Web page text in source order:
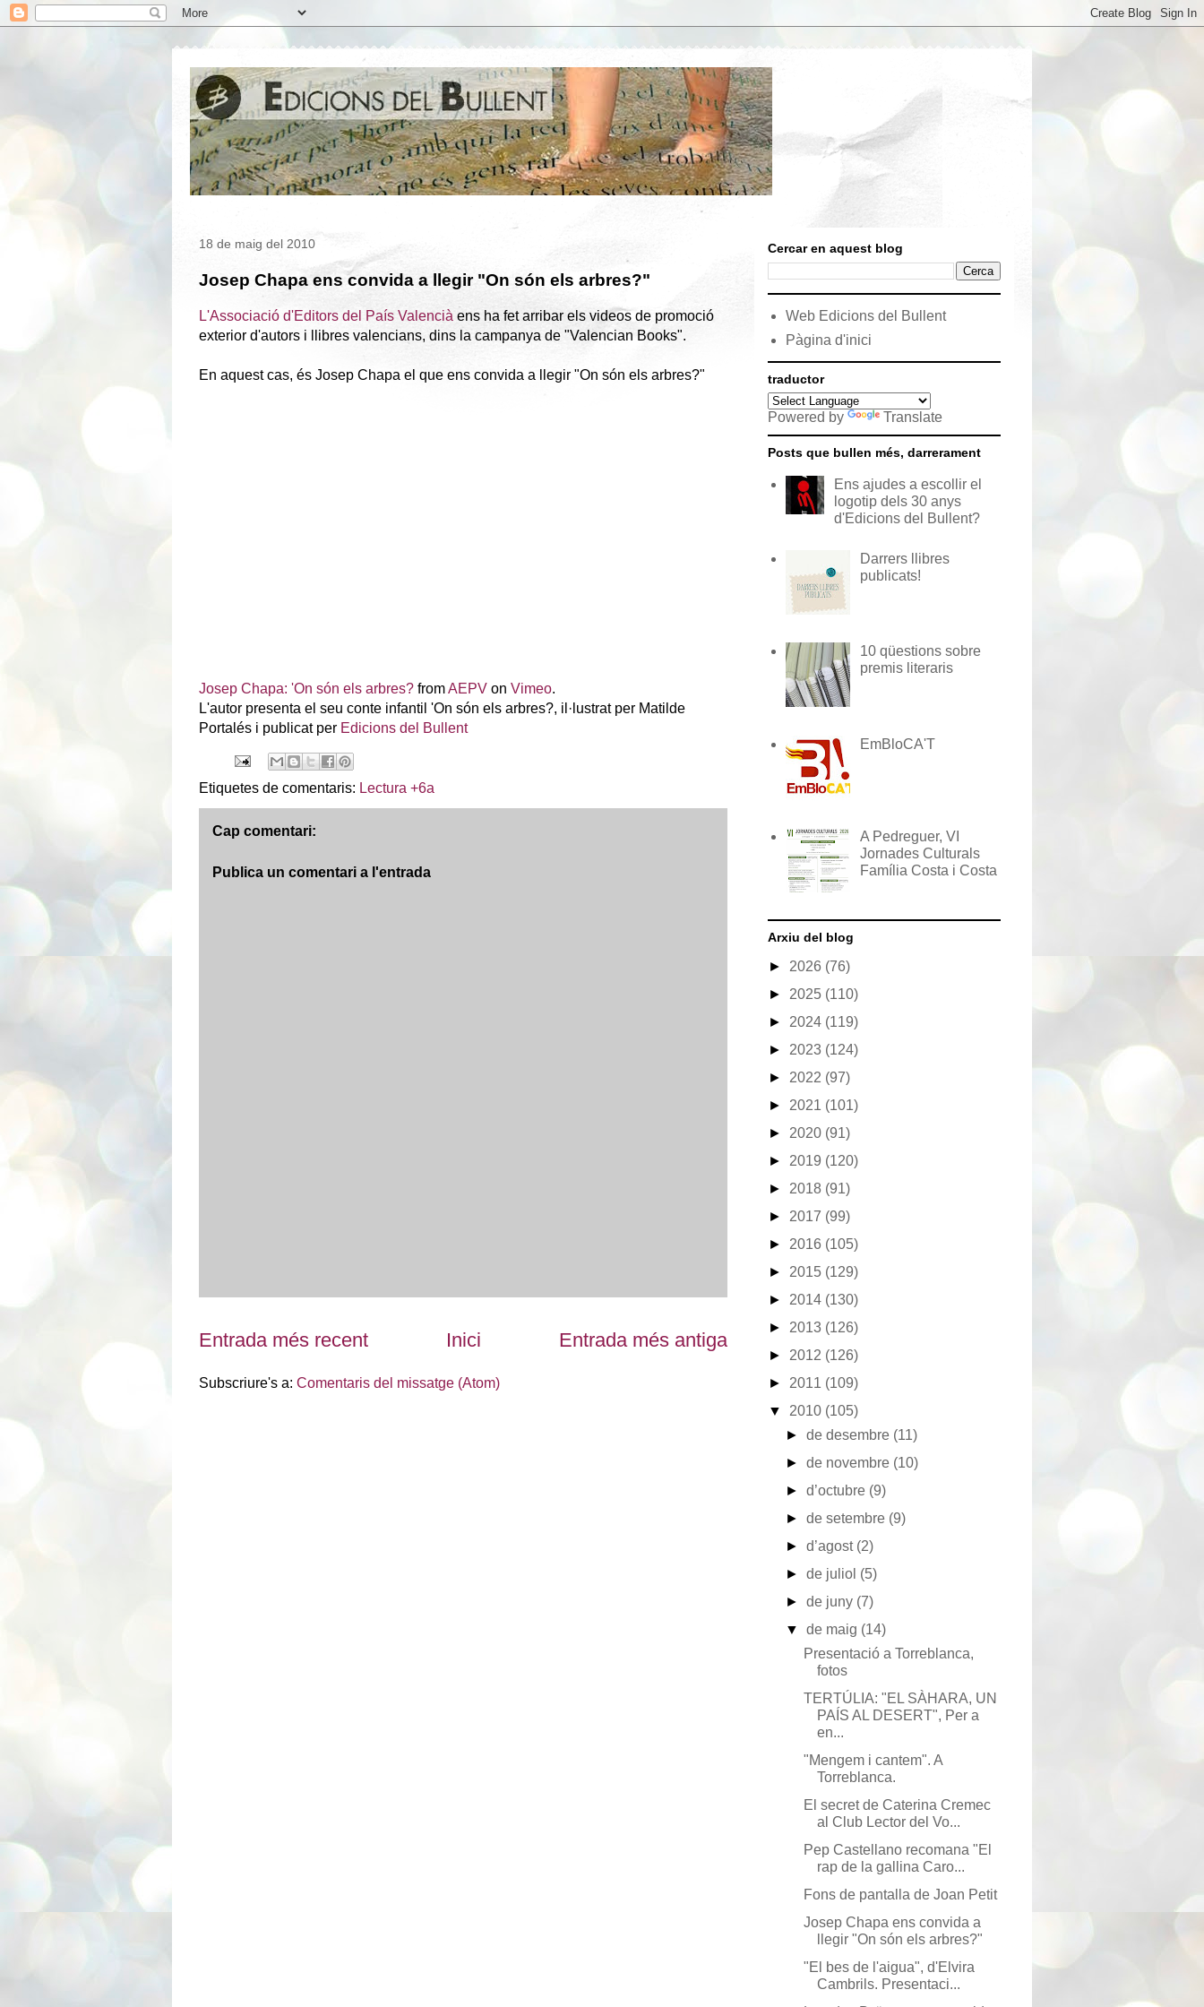
18 de maig del 2010
Josep Chapa ens convida a llegir "On són els arbres?"
L'Associació d'Editors del País Valencià ens ha fet arribar els videos de promoció
exterior d'autors i llibres valencians, dins la campanya de "Valencian Books".
En aquest cas, és Josep Chapa el que ens convida a llegir "On són els arbres?"
Josep Chapa: 'On són els arbres? fromAEPV on Vimeo.
L'autor presenta el seu conte infantil 'On són els arbres?, il·lustrat per Matilde
Portalés i publicat per Edicions del Bullent
Etiquetes de comentaris: Lectura +6a
Cap comentari:
Publica un comentari a l'entrada
Entrada més recent Entrada més antiga
Inici
Subscriure's a: Comentaris del missatge (Atom)
Cercar en aquest blog
Web Edicions del Bullent
Pàgina d'inici
traductor
Powered by Translate
Posts que bullen més, darrerament
Ens ajudes a escollir el
logotip dels 30 anys
d'Edicions del Bullent?
Darrers llibres
publicats!
10 qüestions sobre
premis literaris
EmBloCA'T
A Pedreguer, VI
Jornades Culturals
Família Costa i Costa
Arxiu del blog
► 2026 (76)
► 2025 (110)
► 2024 (119)
► 2023 (124)
► 2022 (97)
► 2021 (101)
► 2020 (91)
► 2019 (120)
► 2018 (91)
► 2017 (99)
► 2016 (105)
► 2015 (129)
► 2014 (130)
► 2013 (126)
► 2012 (126)
► 2011 (109)
▼ 2010 (105)
►de desembre (11)
►de novembre (10)
►d’octubre (9)
►de setembre (9)
►d’agost (2)
►de juliol (5)
►de juny (7)
▼de maig (14)
Presentació a Torreblanca,
fotos
TERTÚLIA: "EL SÀHARA, UN
PAÍS AL DESERT", Per a
en...
"Mengem i cantem". A
Torreblanca.
El secret de Caterina Cremec
al Club Lector del Vo...
Pep Castellano recomana "El
rap de la gallina Caro...
Fons de pantalla de Joan Petit
Josep Chapa ens convida a
llegir "On són els arbres?"
"El bes de l'aigua", d'Elvira
Cambrils. Presentaci...